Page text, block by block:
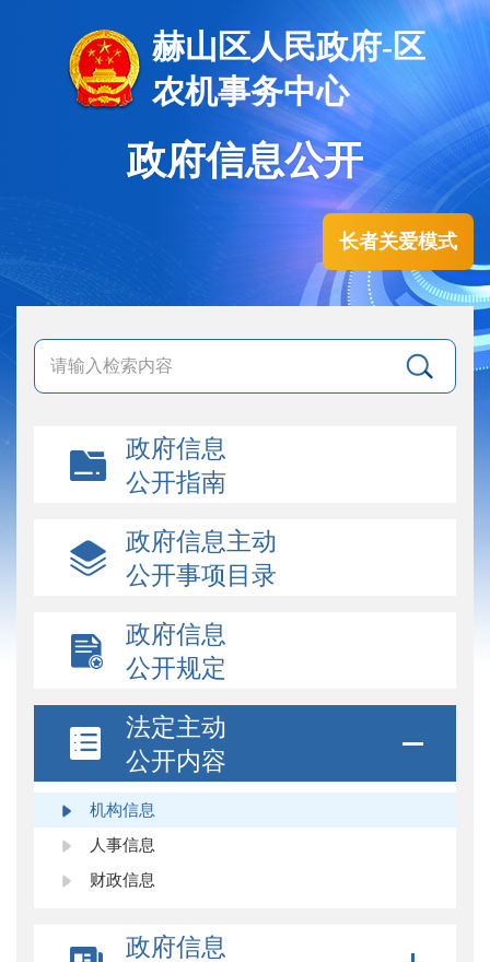
赫山区人民政府-区
农机事务中心
政府信息公开
长者关爱模式
政府信息
公开指南
政府信息主动
公开事项目录
政府信息
公开规定
法定主动
公开内容
机构信息
人事信息
财政信息
政府信息